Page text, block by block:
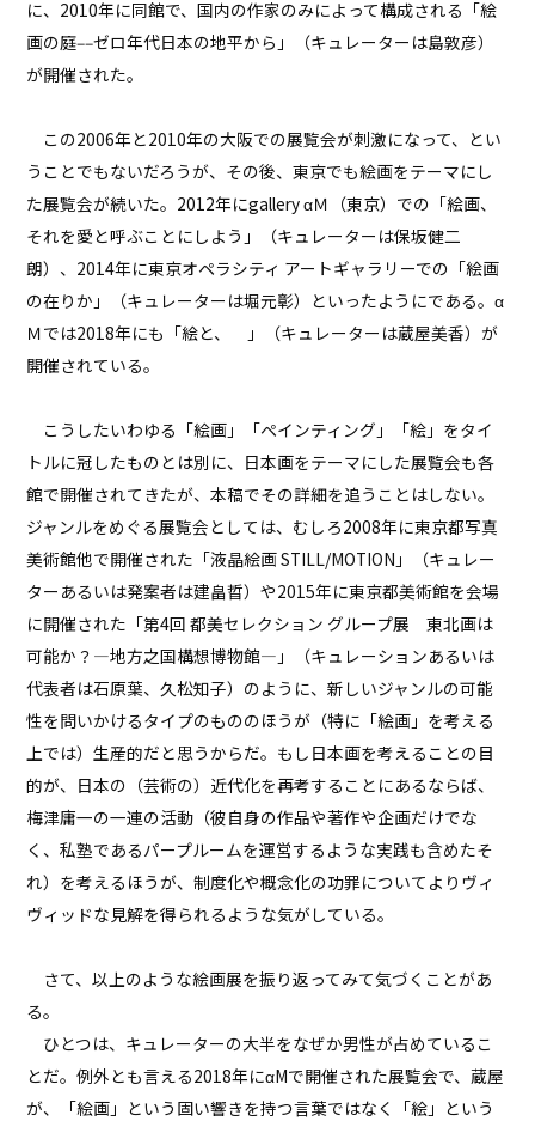
に、2010年に同館で、国内の作家のみによって構成される「絵
画の庭‒‒ゼロ年代日本の地平から」（キュレーターは島敦彦）
が開催された。
この2006年と2010年の大阪での展覧会が刺激になって、とい
うことでもないだろうが、その後、東京でも絵画をテーマにし
た展覧会が続いた。2012年にgallery αＭ（東京）での「絵画、
それを愛と呼ぶことにしよう」（キュレーターは保坂健二
朗）、2014年に東京オペラシティ アートギャラリーでの「絵画
の在りか」（キュレーターは堀元彰）といったようにである。α
Ｍでは2018年にも「絵と、 」（キュレーターは蔵屋美香）が
開催されている。
こうしたいわゆる「絵画」「ペインティング」「絵」をタイ
トルに冠したものとは別に、日本画をテーマにした展覧会も各
館で開催されてきたが、本稿でその詳細を追うことはしない。
ジャンルをめぐる展覧会としては、むしろ2008年に東京都写真
美術館他で開催された「液晶絵画 STILL/MOTION」（キュレー
ターあるいは発案者は建畠晢）や2015年に東京都美術館を会場
に開催された「第4回 都美セレクション グループ展 東北画は
可能か？―地方之国構想博物館―」（キュレーションあるいは
代表者は石原葉、久松知子）のように、新しいジャンルの可能
性を問いかけるタイプのもののほうが（特に「絵画」を考える
上では）生産的だと思うからだ。もし日本画を考えることの目
的が、日本の（芸術の）近代化を再考することにあるならば、
梅津庸一の一連の活動（彼自身の作品や著作や企画だけでな
く、私塾であるパープルームを運営するような実践も含めたそ
れ）を考えるほうが、制度化や概念化の功罪についてよりヴィ
ヴィッドな見解を得られるような気がしている。
さて、以上のような絵画展を振り返ってみて気づくことがあ
る。
ひとつは、キュレーターの大半をなぜか男性が占めているこ
とだ。例外とも言える2018年にαMで開催された展覧会で、蔵屋
が、「絵画」という固い響きを持つ言葉ではなく「絵」という